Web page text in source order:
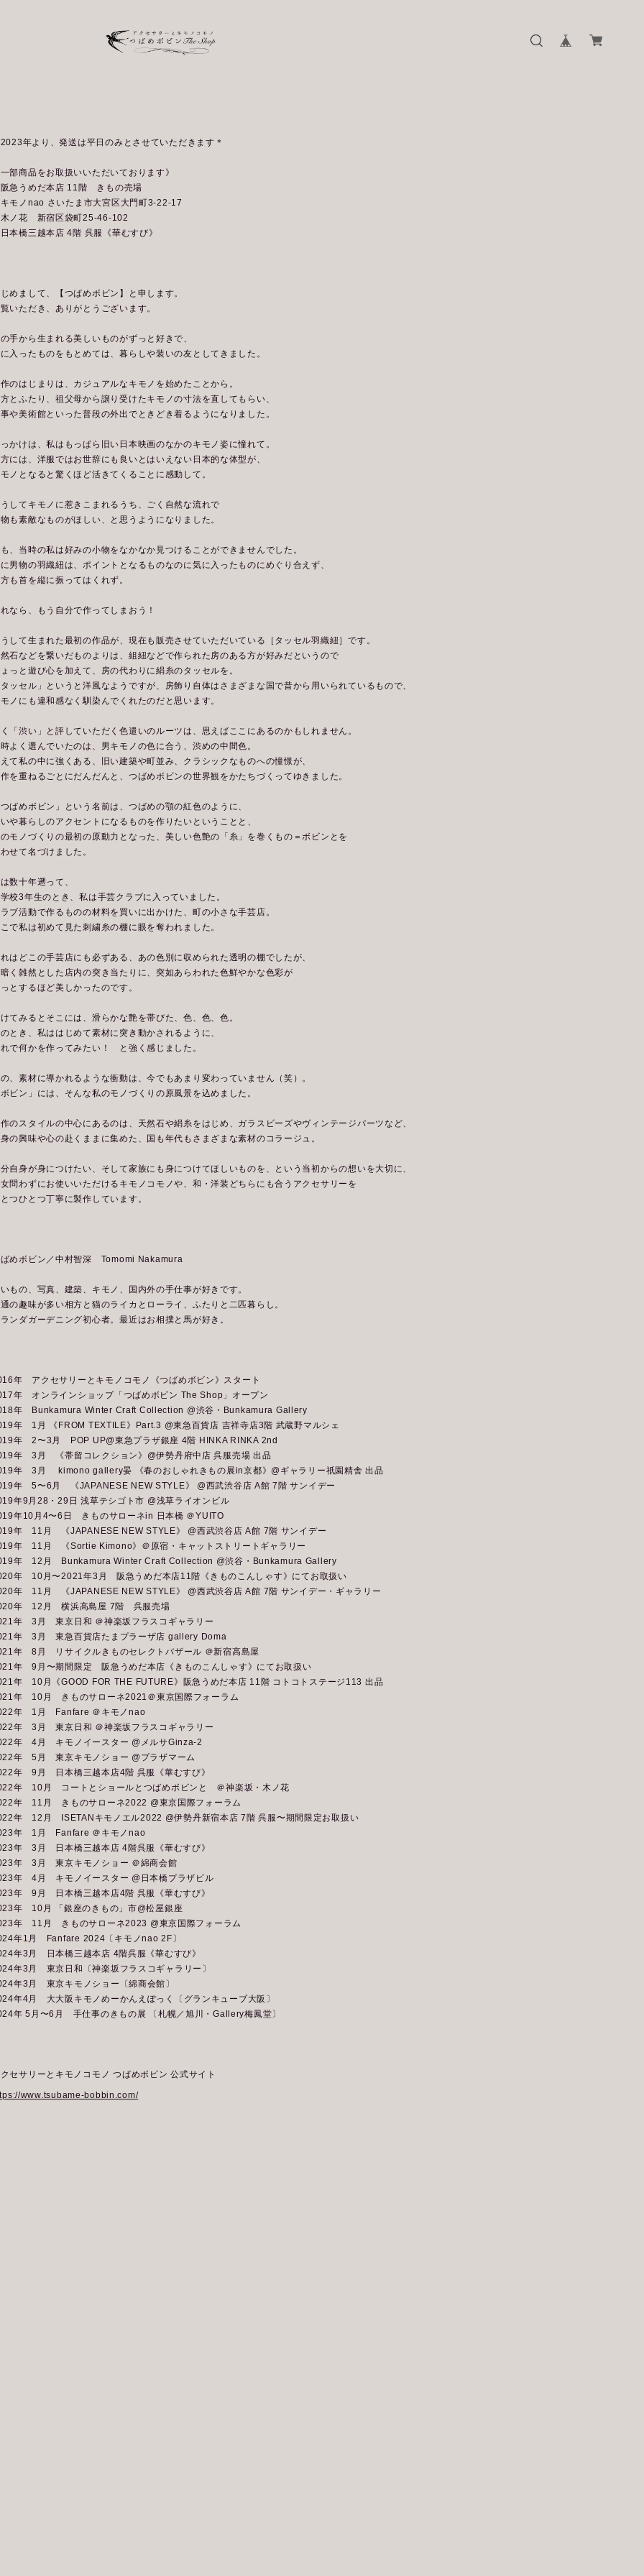
年より、発送は平日のみとさせていただきます＊
部商品をお取扱いいただいております》
急うめだ本店 11階 きもの売場
モノnao さいたま市大宮区大門町3-22-17
ノ花 新宿区袋町25-46-102
本橋三越本店 4階 呉服《華むすび》
めまして、【つばめボビン】と申します。
いただき、ありがとうございます。
手から生まれる美しいものがずっと好きで、
入ったものをもとめては、暮らしや装いの友としてきました。
のはじまりは、カジュアルなキモノを始めたことから。
とふたり、祖父母から譲り受けたキモノの寸法を直してもらい、
や美術館といった普段の外出でときどき着るようになりました。
かけは、私はもっぱら旧い日本映画のなかのキモノ姿に憧れて。
には、洋服ではお世辞にも良いとはいえない日本的な体型が、
ノとなると驚くほど活きてくることに感動して。
してキモノに惹きこまれるうち、ごく自然な流れで
も素敵なものがほしい、と思うようになりました。
、当時の私は好みの小物をなかなか見つけることができませんでした。
男物の羽織紐は、ポイントとなるものなのに気に入ったものにめぐり合えず、
も首を縦に振ってはくれず。
なら、もう自分で作ってしまおう！
して生まれた最初の作品が、現在も販売させていただいている［タッセル羽織紐］です。
石などを繋いだものよりは、組紐などで作られた房のある方が好みだというので
っと遊び心を加えて、房の代わりに絹糸のタッセルを。
ッセル」というと洋風なようですが、房飾り自体はさまざまな国で昔から用いられているもので、
ノにも違和感なく馴染んでくれたのだと思います。
「渋い」と評していただく色遣いのルーツは、思えばここにあるのかもしれません。
よく選んでいたのは、男キモノの色に合う、渋めの中間色。
て私の中に強くある、旧い建築や町並み、クラシックなものへの憧憬が、
を重ねるごとにだんだんと、つばめボビンの世界観をかたちづくってゆきました。
ばめボビン」という名前は、つばめの顎の紅色のように、
や暮らしのアクセントになるものを作りたいということと、
モノづくりの最初の原動力となった、美しい色艶の「糸」を巻くもの＝ボビンとを
せて名づけました。
数十年遡って、
校3年生のとき、私は手芸クラブに入っていました。
ブ活動で作るものの材料を買いに出かけた、町の小さな手芸店。
で私は初めて見た刺繍糸の棚に眼を奪われました。
はどこの手芸店にも必ずある、あの色別に収められた透明の棚でしたが、
く雑然とした店内の突き当たりに、突如あらわれた色鮮やかな色彩が
とするほど美しかったのです。
てみるとそこには、滑らかな艶を帯びた、色、色、色。
とき、私ははじめて素材に突き動かされるように、
で何かを作ってみたい！ と強く感じました。
、素材に導かれるような衝動は、今でもあまり変わっていません（笑）。
ビン」には、そんな私のモノづくりの原風景を込めました。
のスタイルの中心にあるのは、天然石や絹糸をはじめ、ガラスビーズやヴィンテージパーツなど、
の興味や心の赴くままに集めた、国も年代もさまざまな素材のコラージュ。
自身が身につけたい、そして家族にも身につけてほしいものを、という当初からの想いを大切に、
問わずにお使いいただけるキモノコモノや、和・洋装どちらにも合うアクセサリーを
つひとつ丁寧に製作しています。
めボビン／中村智深 Tomomi Nakamura
もの、写真、建築、キモノ、国内外の手仕事が好きです。
の趣味が多い相方と猫のライカとローライ、ふたりと二匹暮らし。
ンダガーデニング初心者。最近はお相撲と馬が好き。
年 アクセサリーとキモノコモノ《つばめボビン》スタート
年 オンラインショップ「つばめボビン The Shop」オープン
年 Bunkamura Winter Craft Collection @渋谷・Bunkamura Gallery
年 1月 《FROM TEXTILE》Part.3 @東急百貨店 吉祥寺店3階 武蔵野マルシェ
年 2〜3月 POP UP@東急プラザ銀座 4階 HINKA RINKA 2nd
年 3月 《帯留コレクション》@伊勢丹府中店 呉服売場 出品
年 3月 kimono gallery晏 《春のおしゃれきもの展in京都》@ギャラリー祇園精舎 出品
年 5〜6月 《JAPANESE NEW STYLE》 @西武渋谷店 A館 7階 サンイデー
年9月28・29日 浅草テシゴト市 @浅草ライオンビル
年10月4〜6日 きものサローネin 日本橋 ＠YUITO
年 11月 《JAPANESE NEW STYLE》 @西武渋谷店 A館 7階 サンイデー
年 11月 《Sortie Kimono》＠原宿・キャットストリートギャラリー
年 12月 Bunkamura Winter Craft Collection @渋谷・Bunkamura Gallery
年 10月〜2021年3月 阪急うめだ本店11階《きものこんしゃす》にてお取扱い
年 11月 《JAPANESE NEW STYLE》 @西武渋谷店 A館 7階 サンイデー・ギャラリー
年 12月 横浜高島屋 7階 呉服売場
年 3月 東京日和 ＠神楽坂フラスコギャラリー
年 3月 東急百貨店たまプラーザ店 gallery Doma
年 8月 リサイクルきものセレクトバザール ＠新宿高島屋
年 9月〜期間限定 阪急うめだ本店《きものこんしゃす》にてお取扱い
年 10月《GOOD FOR THE FUTURE》阪急うめだ本店 11階 コトコトステージ113 出品
年 10月 きものサローネ2021＠東京国際フォーラム
年 1月 Fanfare ＠キモノnao
年 3月 東京日和 ＠神楽坂フラスコギャラリー
年 4月 キモノイースター @メルサGinza-2
年 5月 東京キモノショー @プラザマーム
年 9月 日本橋三越本店4階 呉服《華むすび》
年 10月 コートとショールとつばめボビンと ＠神楽坂・木ノ花
年 11月 きものサローネ2022 @東京国際フォーラム
年 12月 ISETANキモノエル2022 @伊勢丹新宿本店 7階 呉服〜期間限定お取扱い
年 1月 Fanfare ＠キモノnao
年 3月 日本橋三越本店 4階呉服《華むすび》
年 3月 東京キモノショー ＠綿商会館
年 4月 キモノイースター @日本橋プラザビル
年 9月 日本橋三越本店4階 呉服《華むすび》
年 10月 「銀座のきもの」市@松屋銀座
年 11月 きものサローネ2023 @東京国際フォーラム
年1月 Fanfare 2024〔キモノnao 2F〕
年3月 日本橋三越本店 4階呉服《華むすび》
年3月 東京日和〔神楽坂フラスコギャラリー〕
年3月 東京キモノショー〔綿商会館〕
年4月 大大阪キモノめーかんえぽっく〔グランキューブ大阪〕
年 5月〜6月 手仕事のきもの展 〔札幌／旭川・Gallery梅鳳堂〕
セサリーとキモノコモノ つばめボビン 公式サイト
www.tsubame-bobbin.com/